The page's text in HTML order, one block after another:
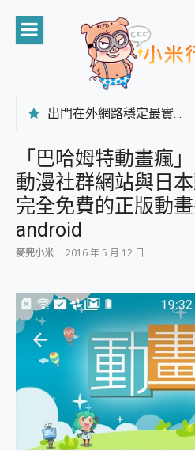
content
出門在外網路穩定最實在 「台灣大哥大」榮獲 4G/5G 在線率全球 NO.3 全台第一與全台六冠王實測心得，走到哪順到哪！
CP 值天花板~ Bongcom BS5 足球君開箱~ 短焦投影機 3千元就能擁有！ 折扣碼在這～
專為 PC上的 XBOX和掌機設計的 FireCuda X1070 SSD 固態硬碟開箱 評測
台灣製攝影機在這裡，100%全無線設計 SpotCam Solo Eco 太陽能防水雲端攝影機 SpotCam Solo 3 2.5K高畫質戶外攝影機 開箱 評測
電力超超超持久 MSI 微星 Prestige 14 AI+ D3MG-031TW 14吋 開箱評價，AI輕薄商務筆電 Copilot+ PC
超懂拍、耐用 AI 街拍機~ realme 16 Pro 開箱評價~ 2 億畫素 LumaColor 影像、持久續航與 IP69K 高防護
好用的 EaseUS Partition Master 讓您輕鬆的移除與格式化有防寫保護的隨身碟或SD卡
一鍵修復模糊影片、舊照的 AI 好幫手! VideoProc Converter AI 新版全解析 × 年末優惠，一篇全看懂
小朋友才做選擇 投影機 RGB藍牙音響 氛圍情境燈 我通通都要！ Starfish 2 幻彩膠囊投影機｜結合「 智慧投影 & 煥彩流動 」的沈浸式生活新體驗
外型超吸晴~ 給您絕佳操控體驗 GravaStar Mercury K1 系列 異星機械鍵盤與 Mercury X 系列 輕量無線電競滑鼠 開箱 評測
開箱~變身「蜘蛛人」椅子軍師！MSI MPG 491CQP QD-OLED 超寬曲面電競螢幕，多工辦公、爽度滿滿的終極桌面體驗
iPhone 17 系列 有認證的防護來囉！ imos 首家導入 UL MCV 行銷宣告驗證的手機配件品牌
DJI Osmo Pocket 3 爽爽帶回家 歡慶 EaseUS 21 週年到來，「Slogan 海報徵稿活動」好康大放送
小巧好吸不擋鏡頭 有Qi2認證的 ONPRO MagReact MXs2 5000mAh薄型磁吸無線急速行動電源 開箱 評測
「巴哈姆特動畫瘋
動漫社群網站與日
完全免費的正版動
android
麥兜小米 2016 年 5 月 12 日